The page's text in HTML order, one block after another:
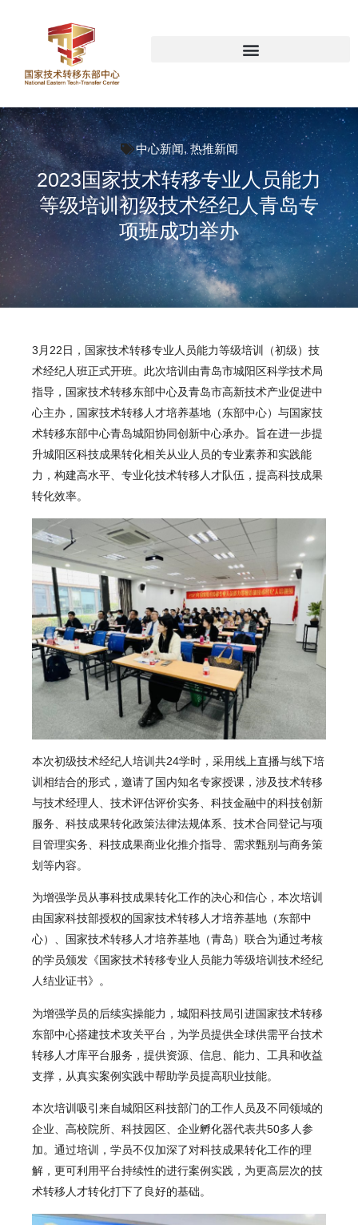
中心新闻,热推新闻
2023国家技术转移专业人员能力
等级培训初级技术经纪人青岛专
项班成功举办
3月22日， 国家技术转移专业人员能力等级培训（初级）技
术经纪人班正式开班。此次培训由青岛市城阳区科学技术局
指导，国家技术转移东部中心及青岛市高新技术产业促进中
心主办，国家技术转移人才培养基地（东部中心）与国家技
术转移东部中心青岛城阳协同创新中心承办。旨在进一步提
升城阳区科技成果转化相关从业人员的专业素养和实践能
力，构建高水平、专业化技术转移人才队伍，提高科技成果
转化效率。
本次初级技术经纪人培训共24学时，采用线上直播与线下培
训相结合的形式，邀请了国内知名专家授课，涉及技术转移
与技术经理人、技术评估评价实务、科技金融中的科技创新
服务、科技成果转化政策法律法规体系、技术合同登记与项
目管理实务、科技成果商业化推介指导、需求甄别与商务策
划等内容。
为增强学员从事科技成果转化工作的决心和信心，本次培训
由国家科技部授权的国家技术转移人才培养基地（东部中
心）、国家技术转移人才培养基地（青岛）联合为通过考核
的学员颁发《国家技术转移专业人员能力等级培训技术经纪
人结业证书》。
为增强学员的后续实操能力，城阳科技局引进国家技术转移
东部中心搭建技术攻关平台，为学员提供全球供需平台技术
转移人才库平台服务，提供资源、信息、能力、工具和收益
支撑，从真实案例实践中帮助学员提高职业技能。
本次培训吸引来自城阳区科技部门的工作人员及不同领域的
企业、高校院所、科技园区、企业孵化器代表共50多人参
加。通过培训，学员不仅加深了对科技成果转化工作的理
解，更可利用平台持续性的进行案例实践，为更高层次的技
术转移人才转化打下了良好的基础。